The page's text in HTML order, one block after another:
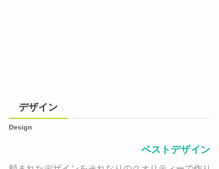
デザイン
Design
ベストデザイン